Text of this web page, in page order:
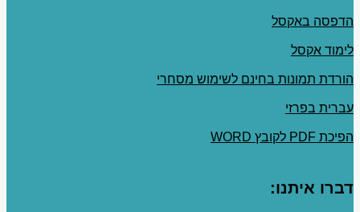
הדפסה באקסל
לימוד אקסל
הורדת תמונות בחינם לשימוש מסחרי
עברית בפרזי
הפיכת PDF לקובץ WORD
דברו איתנו: